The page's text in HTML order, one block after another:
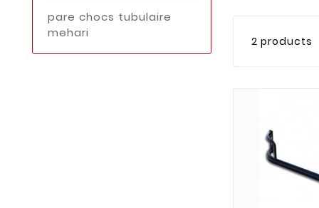
pare chocs tubulaire
mehari
2 products